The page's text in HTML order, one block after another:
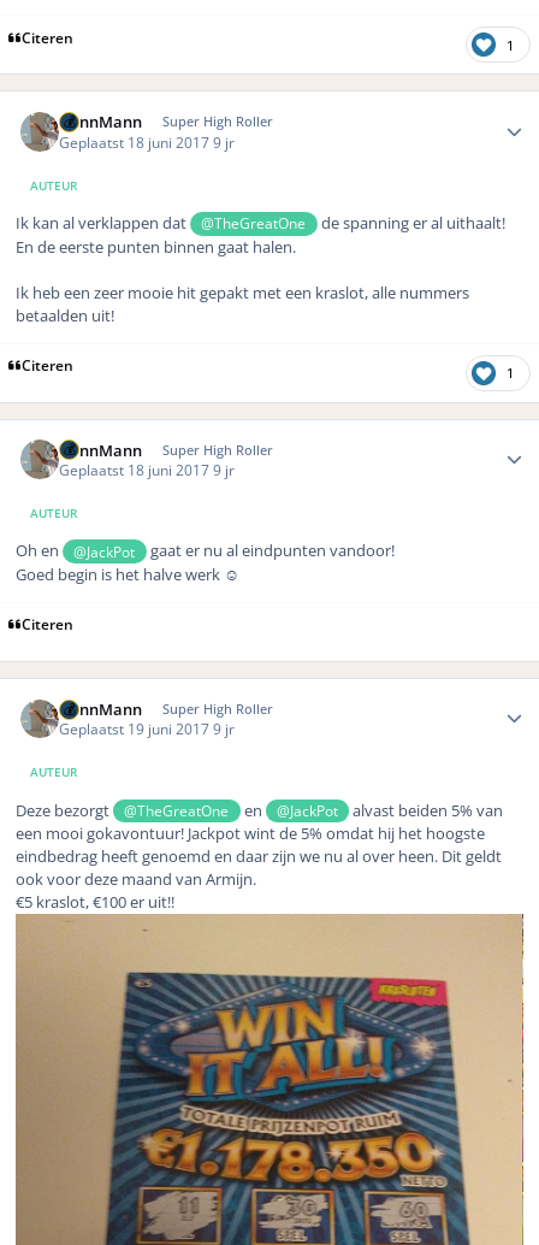
Citeren 1
DennMann Super High Roller
Geplaatst 18 juni 20179 jr
AUTEUR
Ik kan al verklappen dat @TheGreatOne
de spanning er al uithaalt!
En de eerste punten binnen gaat halen.
Ik heb een zeer mooie hit gepakt met een kraslot, alle nummers
betaalden uit!
Citeren 1
DennMann Super High Roller
Geplaatst 18 juni 20179 jr
AUTEUR
Oh en @JackPot
gaat er nu al eindpunten vandoor!
Goed begin is het halve werk ☺️
Citeren
DennMann Super High Roller
Geplaatst 19 juni 20179 jr
AUTEUR
Deze bezorgt @TheGreatOne en @JackPot
alvast beiden 5% van
een mooi gokavontuur! Jackpot wint de 5% omdat hij het hoogste
eindbedrag heeft genoemd en daar zijn we nu al over heen. Dit geldt
ook voor deze maand van Armijn.
€5 kraslot, €100 er uit!!